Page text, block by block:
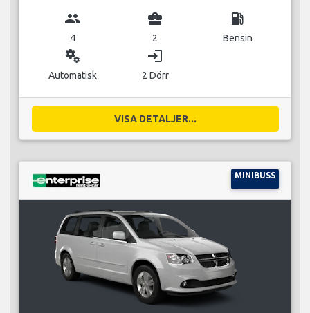
group
4
business_center
2
local_gas_station
Bensin
miscellaneous_services
Automatisk
login
2 Dörr
VISA DETALJER...
MINIBUSS